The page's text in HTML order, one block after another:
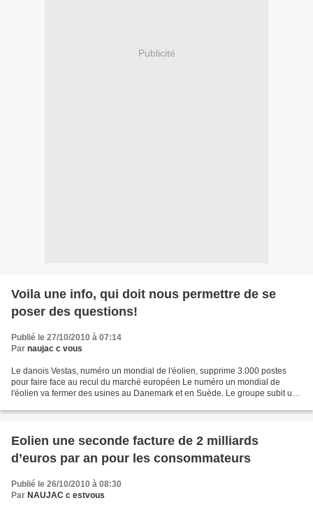
Publicité
Voila une info, qui doit nous permettre de se
poser des questions!
Publié le 27/10/2010 à 07:14
Par naujac c vous
Le danois Vestas, numéro un mondial de l'éolien, supprime 3.000 postes
pour faire face au recul du marché européen Le numéro un mondial de
l'éolien va fermer des usines au Danemark et en Suède. Le groupe subit une
Eolien une seconde facture de 2 milliards
d’euros par an pour les consommateurs
Publié le 26/10/2010 à 08:30
Par NAUJAC c estvous